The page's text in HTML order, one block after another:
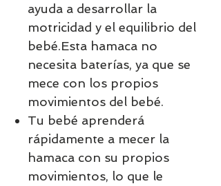
ayuda a desarrollar la
motricidad y el equilibrio del
bebé.Esta hamaca no
necesita baterías, ya que se
mece con los propios
movimientos del bebé.
Tu bebé aprenderá
rápidamente a mecer la
hamaca con su propios
movimientos, lo que le